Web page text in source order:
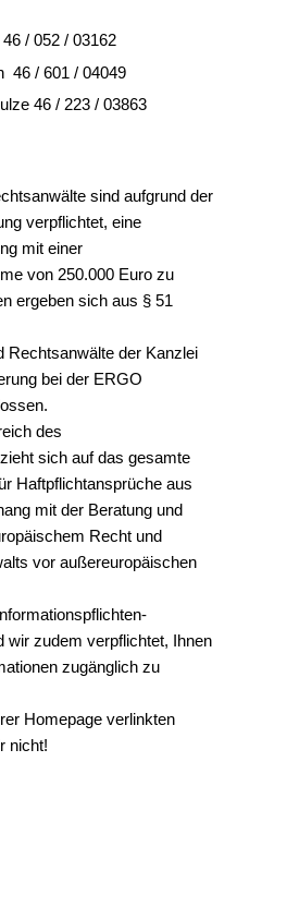
/ 052 / 03162
46 / 601 / 04049
46 / 223 / 03863
sind aufgrund der
verpflichtet, eine
mit einer
von 250.000 Euro zu
ergeben sich aus § 51
Rechtsanwälte der Kanzlei
bei der ERGO
des
sich auf das gesamte
Haftpflichtansprüche aus
mit der Beratung und
Recht und
vor außereuropäischen
wir zudem verpflichtet, Ihnen
zugänglich zu
Homepage verlinkten
nicht!